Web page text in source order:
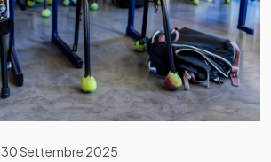
30 Settembre 2025